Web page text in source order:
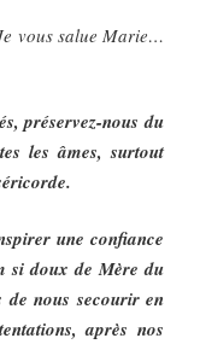
vous salue Marie…
préservez-nous du
les âmes, surtout
une confiance
si doux de Mère du
de nous secourir en
après nos